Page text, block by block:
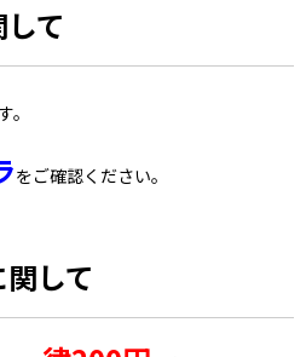
て
。
をご確認ください。
して